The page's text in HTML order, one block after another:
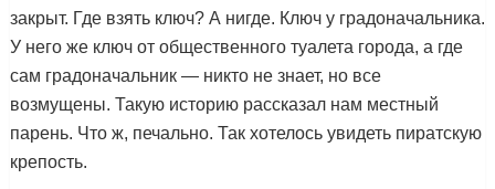
закрыт. Где взять ключ? А нигде. Ключ у градоначальника.
У него же ключ от общественного туалета города, а где
сам градоначальник — никто не знает, но все
возмущены. Такую историю рассказал нам местный
парень. Что ж, печально. Так хотелось увидеть пиратскую
крепость.